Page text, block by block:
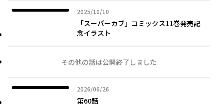
2025/10/10
2025年10月10日
「スーパーカブ」コミックス11巻発売記
念イラスト
その他の話は公開終了しました
2026/06/26
2026年06月26日
第60話